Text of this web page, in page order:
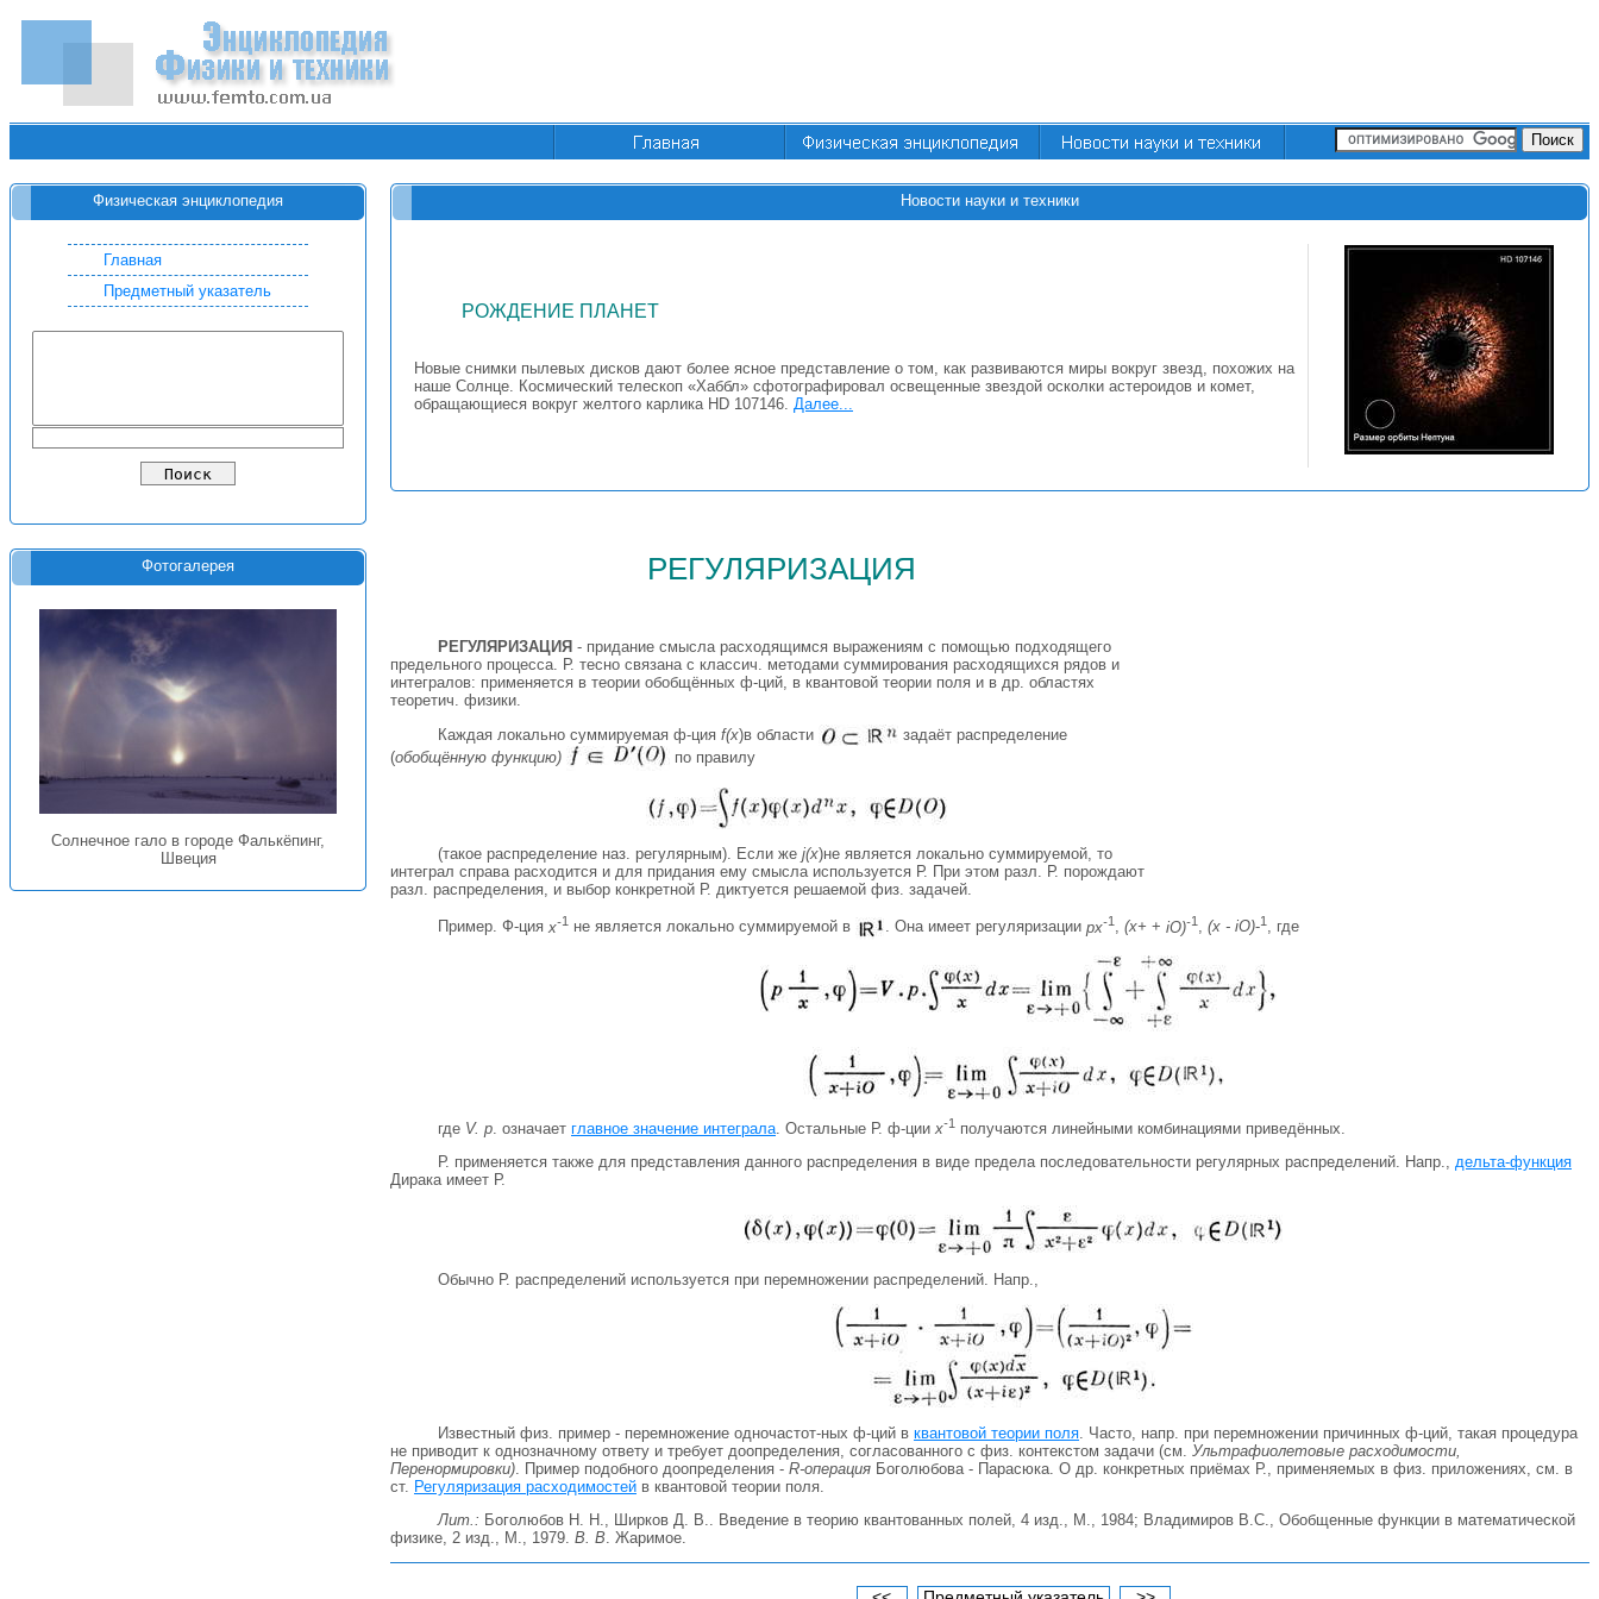
Физическая энциклопедия
Главная
Предметный указатель
Фотогалерея
Солнечное гало в городе Фалькёпинг,
Швеция
Новости науки и техники
РОЖДЕНИЕ ПЛАНЕТ
Новые снимки пылевых дисков дают более ясное представление о том, как развиваются миры вокруг звезд, похожих на
наше Солнце. Космический телескоп «Хаббл» сфотографировал освещенные звездой осколки астероидов и комет,
обращающиеся вокруг желтого карлика HD 107146. Далее...
регуляризация
РЕГУЛЯРИЗАЦИЯ - придание смысла расходящимся выражениям с помощью подходящего
предельного процесса. Р. тесно связана с классич. методами суммирования расходящихся рядов и
интегралов: применяется в теории обобщённых ф-ций, в квантовой теории поля и в др. областях
теоретич. физики.
Каждая локально суммируемая ф-ция f(x)в области
задаёт распределение
(обобщённую функцию) по правилу
(такое распределение наз. регулярным). Если же j(x)не является локально суммируемой, то
интеграл справа расходится и для придания ему смысла используется Р. При этом разл. Р. порождают
разл. распределения, и выбор конкретной Р. диктуется решаемой физ. задачей.
Пример. Ф-ция x-1 не является локально суммируемой в . Она имеет регуляризации рх-1 , (х+ + iO)-1 , (х - iO)-1 , где
где V. р. означает главное значение интеграла. Остальные Р. ф-циих-1 получаются линейными комбинациями приведённых.
Р. применяется также для представления данного распределения в виде предела последовательности регулярных распределений. Напр., дельта-функция
Дирака имеет Р.
Обычно Р. распределений используется при перемножении распределений. Напр.,
Известный физ. пример - перемножение одночастот-ных ф-ций в квантовой теории поля . Часто, напр. при перемножении причинных ф-ций, такая процедура
не приводит к однозначному ответу и требует доопределения, согласованного с физ. контекстом задачи (см. Ультрафиолетовые расходимости,
Перенормировки) . Пример подобного доопределения - R-операция Боголюбова - Парасюка. О др. конкретных приёмах Р., применяемых в физ. приложениях, см. в
ст. Регуляризация расходимостей в квантовой теории поля.
Лит.: Боголюбов Н. Н., Ширков Д. В.. Введение в теорию квантованных полей, 4 изд., М., 1984; Владимиров B.C., Обобщенные функции в математической
физике, 2 изд., М., 1979. В. В. Жаримое.